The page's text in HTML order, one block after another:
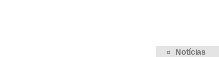
Notícias